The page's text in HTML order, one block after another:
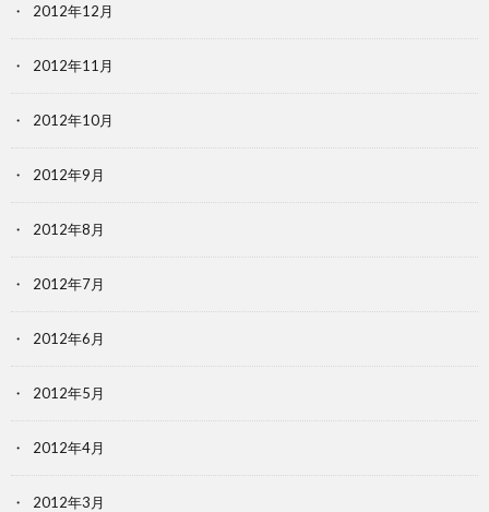
2012年12月
2012年11月
2012年10月
2012年9月
2012年8月
2012年7月
2012年6月
2012年5月
2012年4月
2012年3月